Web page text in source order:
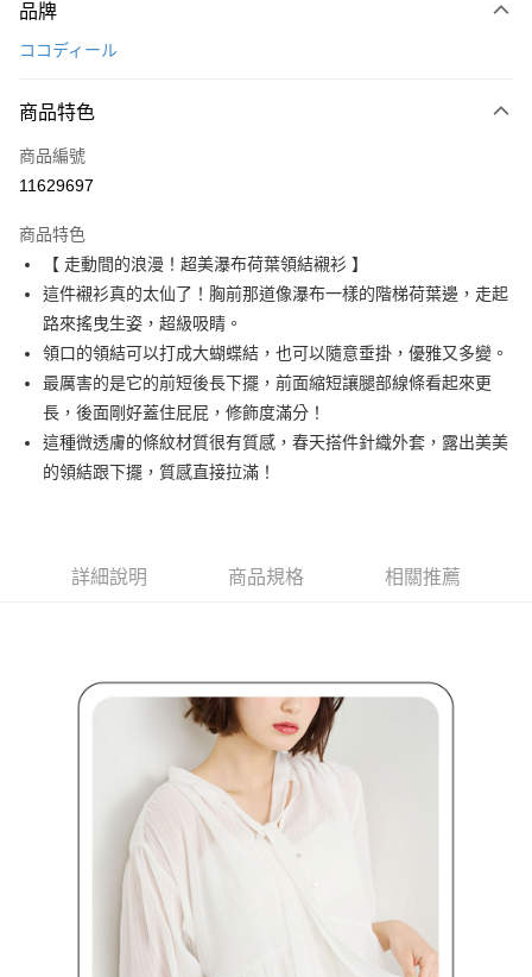
信用卡一次付款
LINE Pay
Apple Pay
悠遊付
AFTEE先享後付
相關說明
【關於「AFTEE先享後付」】
AFTEE先享後付是「在收到商品之後才付款」的支付方式。 讓您購物簡單
便利好安心！
１．簡單：不需註冊會員、不需綁卡、不需儲值。
２．便利：只要手機號碼，簡訊認證，即可結帳。
３．安心：先確認商品／服務後，再付款。
３．收到繳費通知簡訊後14天內，點擊此簡訊中的連結，可透過四大超商／
※ 交易是否成功請以「AFTEE先享後付 」之結帳頁面顯示為準，若有關於
是否繳費成功／繳費後需取消欲退款等相關疑問，請聯繫「AFTEE先享後付
https://netprotections.freshdesk.com/support/home
１．透過由恩沛科技股份有限公司提供之「AFTEE先享後付」服務完成之交
易，需依本服務之必要範圍內提供個人資料，並將交易相關給付款項請求債
權轉讓予恩沛科技股份有限公司。
２．關於個人資料處理事宜，請瀏覽以下網址：
https://aftee.tw/terms/#terms3
３．未成年的使用者請事先徵得法定代理人或監護人之同意方可使用
「AFTEE先享後付」，若未經同意申辦者引起之損失，本公司不負相關責
４．使用「AFTEE先享後付」時，將依據個別帳號之用戶狀況，依本公司即
ATM付款
運送方式
全家取貨付款
付款後萊爾富取貨
付款後7-11取貨
品牌
ココディール
商品特色
商品編號
11629697
商品特色
【 走動間的浪漫！超美瀑布荷葉領結襯衫 】
這件襯衫真的太仙了！胸前那道像瀑布一樣的階梯荷葉邊，走起
路來搖曳生姿，超級吸睛。
領口的領結可以打成大蝴蝶結，也可以隨意垂掛，優雅又多變。
最厲害的是它的前短後長下擺，前面縮短讓腿部線條看起來更
長，後面剛好蓋住屁屁，修飾度滿分！
這種微透膚的條紋材質很有質感，春天搭件針織外套，露出美美
的領結跟下擺，質感直接拉滿！
詳細說明 商品規格 相關推薦